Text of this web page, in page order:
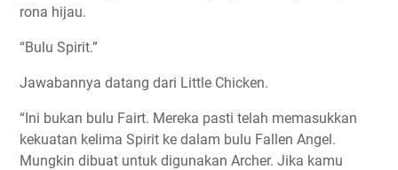
rona hijau.
“Bulu Spirit.”
Jawabannya datang dari Little Chicken.
“Ini bukan bulu Fairt. Mereka pasti telah memasukkan
kekuatan kelima Spirit ke dalam bulu Fallen Angel.
Mungkin dibuat untuk digunakan Archer. Jika kamu